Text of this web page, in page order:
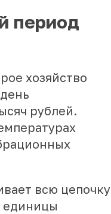
период
хозяйство
рублей.
всю цепочку
единицы